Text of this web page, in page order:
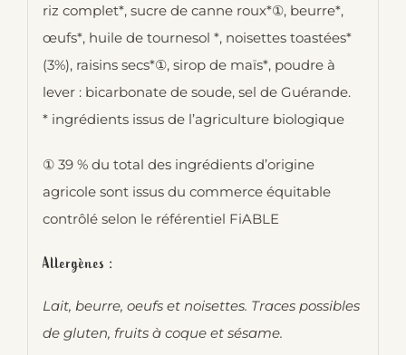
riz complet*, sucre de canne roux*①, beurre*,
œufs*, huile de tournesol *, noisettes toastées*
(3%), raisins secs*①, sirop de maïs*, poudre à
lever : bicarbonate de soude, sel de Guérande.
* ingrédients issus de l’agriculture biologique
① 39 % du total des ingrédients d’origine
agricole sont issus du commerce équitable
contrôlé selon le référentiel FiABLE
Allergènes :
Lait, beurre, oeufs et noisettes. Traces possibles
de gluten, fruits à coque et sésame.